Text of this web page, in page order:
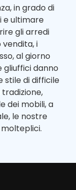
in grado di
e ultimare
gli arredi
i
al giorno
gliuffici danno
stile di difficile
dei mobili, a
le nostre